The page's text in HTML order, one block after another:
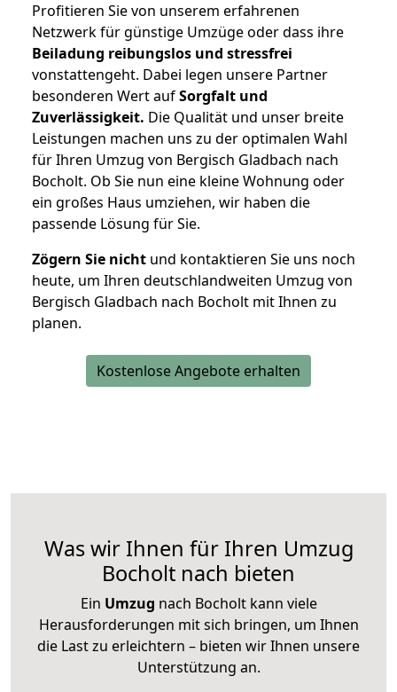
Profitieren Sie von unserem erfahrenen
Netzwerk für günstige Umzüge oder dass ihre
Beiladung reibungslos und stressfrei
vonstattengeht. Dabei legen unsere Partner
besonderen Wert aufSorgfalt und
Zuverlässigkeit. Die Qualität und unser breite
Leistungen machen uns zu der optimalen Wahl
für Ihren Umzug von Bergisch Gladbach nach
Bocholt. Ob Sie nun eine kleine Wohnung oder
ein großes Haus umziehen, wir haben die
passende Lösung für Sie.
Zögern Sie nicht und kontaktieren Sie uns noch
heute, um Ihren deutschlandweiten Umzug von
Bergisch Gladbach nach Bocholt mit Ihnen zu
planen.
Kostenlose Angebote erhalten
Was wir Ihnen für Ihren Umzug
Bocholt nach bieten
Ein Umzug nach Bocholt kann viele
Herausforderungen mit sich bringen, um Ihnen
die Last zu erleichtern – bieten wir Ihnen unsere
Unterstützung an.